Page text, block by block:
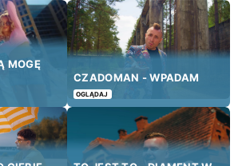
MOGĘ
CZADOMAN - WPADAM
OGLĄDAJ